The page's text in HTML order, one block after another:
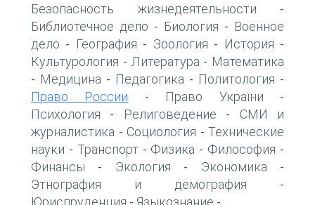
Безопасность жизнедеятельности -
Библиотечное дело - Биология - Военное
дело - География - Зоология - История -
Культурология - Литература - Математика
- Медицина - Педагогика - Политология -
Право России - Право України -
Психология - Религоведение - СМИ и
журналистика - Социология - Технические
науки - Транспорт- Физика - Философия -
Финансы - Экология - Экономика -
Этнография и демография -
Юриспруденция Языкознание